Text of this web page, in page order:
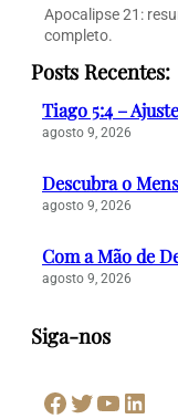
Apocalipse 21:
completo.
Posts Recentes:
Tiago 5:4 –
agosto 9, 2026
Descubra o
agosto 9, 2026
Com a Mão de
agosto 9, 2026
Siga-nos
Facebook Twitter Youtube LinkedIn